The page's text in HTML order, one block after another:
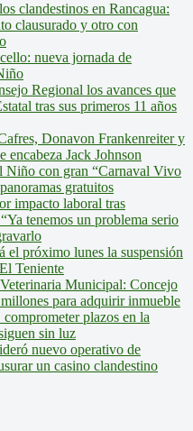
clandestinos en Rancagua:
clausurado y otro con
nueva jornada de
Regional los avances que
tras sus primeros 11 años
Donavon Frankenreiter y
encabeza Jack Johnson
Niño con gran “Carnaval Vivo
gratuitos
impacto laboral tras
tenemos un problema serio
el próximo lunes la suspensión
Teniente
Municipal: Concejo
para adquirir inmueble
plazos en la
sin luz
nuevo operativo de
un casino clandestino